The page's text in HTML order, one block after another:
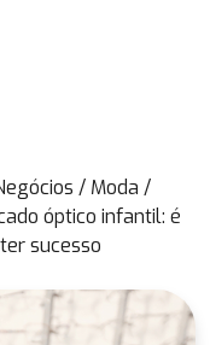
/ Moda /
óptico infantil: é
sucesso